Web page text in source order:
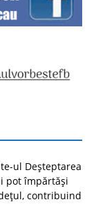
ul Deșteptarea
pot împărtăși
contribuind